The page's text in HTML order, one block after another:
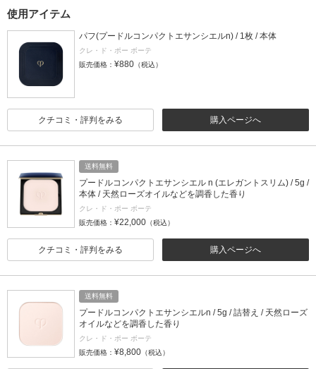
使用アイテム
パフ(プードルコンパクトエサンシエルn) / 1枚 / 本体
クレ・ド・ポー ボーテ
販売価格： ¥880 （税込）
購入ページへ
クチコミ・評判をみる
送料無料
プードルコンパクトエサンシエル n (エレガントスリム) / 5g /
本体 / 天然ローズオイルなどを調香した香り
クレ・ド・ポー ボーテ
販売価格： ¥22,000 （税込）
購入ページへ
クチコミ・評判をみる
送料無料
プードルコンパクトエサンシエルn / 5g / 詰替え / 天然ローズ
オイルなどを調香した香り
クレ・ド・ポー ボーテ
販売価格： ¥8,800 （税込）